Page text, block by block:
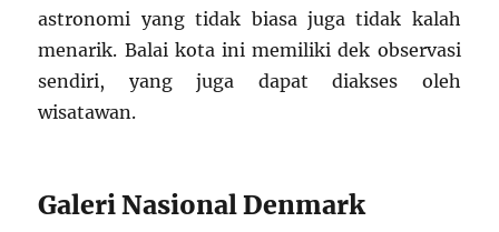
astronomi yang tidak biasa juga tidak kalah
menarik. Balai kota ini memiliki dek observasi
sendiri, yang juga dapat diakses oleh
wisatawan.
Galeri Nasional Denmark